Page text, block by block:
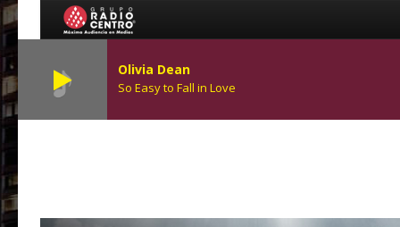
Olivia Dean
So Easy to Fall in Love